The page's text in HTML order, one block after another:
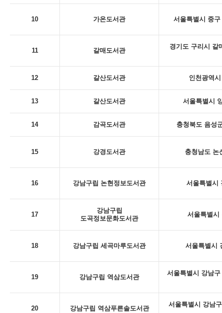
10 가온도서관 서울특별시 중
11 갈매도서관
경기도 구리시 갈
12 갈산도서관 인천광역
13 갈산도서관 서울특별시
14 감곡도서관 충청북도 음성
15 강경도서관 충청남도 논
16 강남구립 논현정보도서관 서울특별시
17
강남구립
도곡정보문화도서관
서울특별시
18 강남구립 세곡마루도서관 서울특별시
19 강남구립 역삼도서관
서울특별시 강남
20 강남구립 역삼푸른솔도서관
서울특별시 강남